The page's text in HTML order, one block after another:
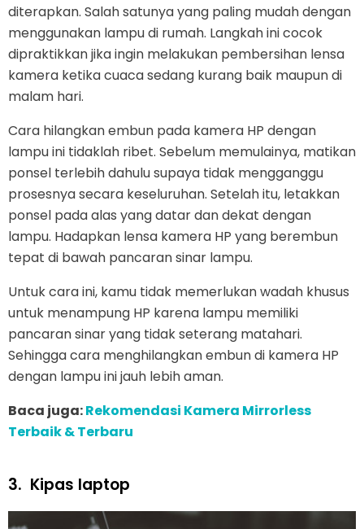
diterapkan. Salah satunya yang paling mudah dengan
menggunakan lampu di rumah. Langkah ini cocok
dipraktikkan jika ingin melakukan pembersihan lensa
kamera ketika cuaca sedang kurang baik maupun di
malam hari.
Cara hilangkan embun pada kamera HP dengan
lampu ini tidaklah ribet. Sebelum memulainya, matikan
ponsel terlebih dahulu supaya tidak mengganggu
prosesnya secara keseluruhan. Setelah itu, letakkan
ponsel pada alas yang datar dan dekat dengan
lampu. Hadapkan lensa kamera HP yang berembun
tepat di bawah pancaran sinar lampu.
Untuk cara ini, kamu tidak memerlukan wadah khusus
untuk menampung HP karena lampu memiliki
pancaran sinar yang tidak seterang matahari.
Sehingga cara menghilangkan embun di kamera HP
dengan lampu ini jauh lebih aman.
Baca juga:Rekomendasi Kamera Mirrorless
Terbaik & Terbaru
3. Kipas laptop